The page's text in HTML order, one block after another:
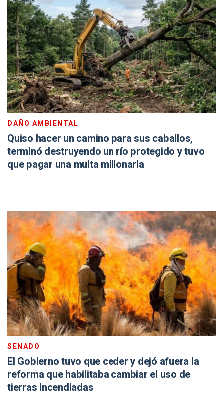
DAÑO AMBIENTAL
Quiso hacer un camino para sus caballos,
terminó destruyendo un río protegido y tuvo
que pagar una multa millonaria
SENADO
El Gobierno tuvo que ceder y dejó afuera la
reforma que habilitaba cambiar el uso de
tierras incendiadas